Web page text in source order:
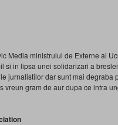
Media ministrului de Externe al
si in lipsa unei solidarizari a
jurnalistilor dar sunt mai degraba
vreun gram de aur dupa ce intra